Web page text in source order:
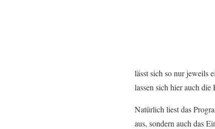
lässt sich so nur jeweils
lassen sich hier auch
Natürlich liest das
aus, sondern auch das